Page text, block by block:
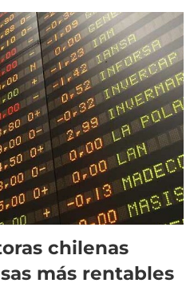
chilenas
más rentables